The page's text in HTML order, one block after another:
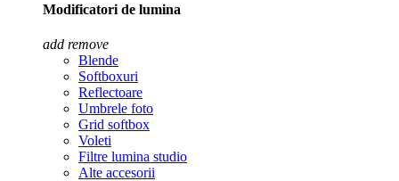
Modificatori de lumina
add remove
Blende
Softboxuri
Reflectoare
Umbrele foto
Grid softbox
Voleti
Filtre lumina studio
Alte accesorii